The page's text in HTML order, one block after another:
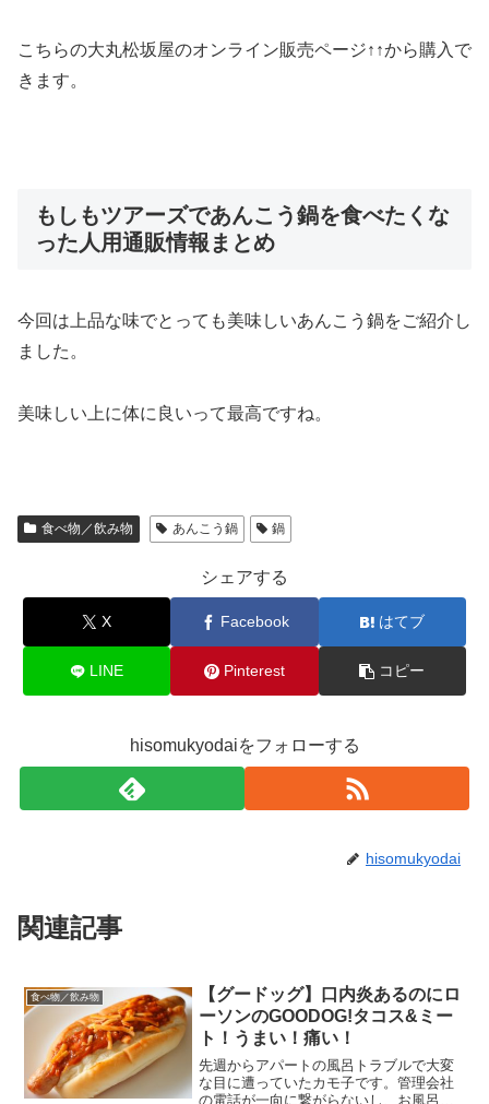
こちらの大丸松坂屋のオンライン販売ページ↑↑から購入で
きます。
もしもツアーズであんこう鍋を食べたくな
った人用通販情報まとめ
今回は上品な味でとっても美味しいあんこう鍋をご紹介し
ました。
美味しい上に体に良いって最高ですね。
食べ物／飲み物 あんこう鍋 鍋
シェアする
X Facebook はてブ
LINE Pinterest コピー
hisomukyodaiをフォローする
hisomukyodai
関連記事
食べ物／飲み物
【グードッグ】口内炎あるのにロ
ーソンのGOODOG!タコス&ミー
ト！うまい！痛い！
先週からアパートの風呂トラブルで大変
な目に遭っていたカモ子です。管理会社
の電話が一向に繋がらないし、お風呂使